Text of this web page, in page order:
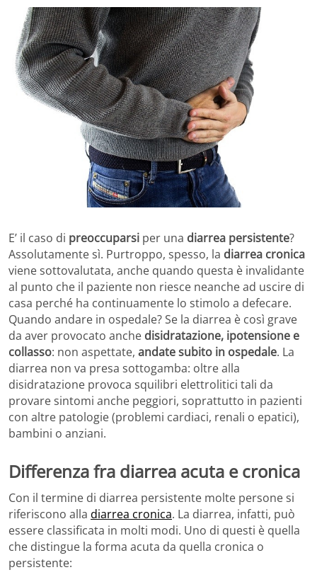
E’ il caso di preoccuparsi per una diarrea persistente?
Assolutamente sì. Purtroppo, spesso, la diarrea cronica
viene sottovalutata, anche quando questa è invalidante
al punto che il paziente non riesce neanche ad uscire di
casa perché ha continuamente lo stimolo a defecare.
Quando andare in ospedale? Se la diarrea è così grave
da aver provocato anche disidratazione, ipotensione e
collasso: non aspettate, andate subito in ospedale. La
diarrea non va presa sottogamba: oltre alla
disidratazione provoca squilibri elettrolitici tali da
provare sintomi anche peggiori, soprattutto in pazienti
con altre patologie (problemi cardiaci, renali o epatici),
bambini o anziani.
Differenza fra diarrea acuta e cronica
Con il termine di diarrea persistente molte persone si
riferiscono alla diarrea cronica. La diarrea, infatti, può
essere classificata in molti modi. Uno di questi è quella
che distingue la forma acuta da quella cronica o
persistente: